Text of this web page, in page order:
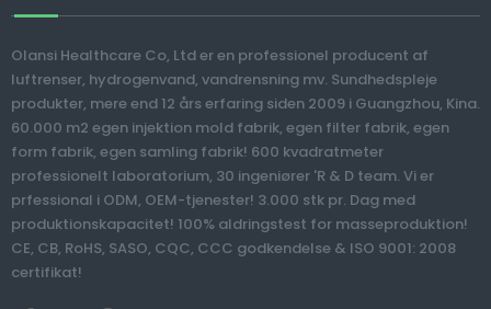
Kommerciel
400gpd Alkalisk
Vandmaskine
Vandrenser Reverse
Osmosis Filter
Drikkevand Purifier
Machine
Bærbar 800 ppb
anion Hydrogen
vandflaske med
befugtningsfunktion
Olansi Healthcare Co, Ltd er en professionel producent af
luftrenser, hydrogenvand, vandrensning mv. Sundhedspleje
produkter, mere end 12 års erfaring siden 2009 i Guangzhou, Kina.
60.000 m2 egen injektion mold fabrik, egen filter fabrik, egen
form fabrik, egen samling fabrik! 600 kvadratmeter
professionelt laboratorium, 30 ingeniører 'R & D team. Vi er
prfessional i ODM, OEM-tjenester! 3.000 stk pr. Dag med
produktionskapacitet! 100% aldringstest for masseproduktion!
CE, CB, RoHS, SASO, CQC, CCC godkendelse & ISO 9001: 2008
certifikat!